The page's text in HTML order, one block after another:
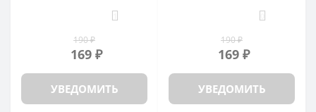
190 ₽
169 ₽
УВЕДОМИТЬ
190 ₽
169 ₽
УВЕДОМИТЬ